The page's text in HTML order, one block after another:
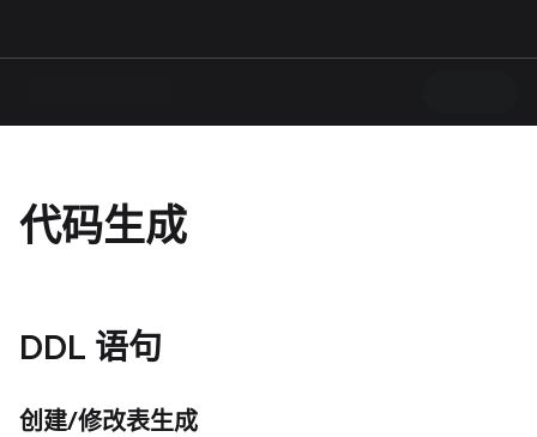
代码生成
DDL 语句
创建/修改表生成